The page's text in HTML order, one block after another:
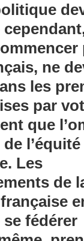
ne
les
par
que
l’équité
Les
de
fédérer